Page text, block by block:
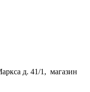
д. 41/1, магазин